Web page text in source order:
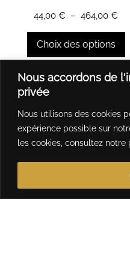
Nous accordons de
privée
Nous utilisons des cookies
expérience possible sur
les cookies, consultez notre
sur
page
produit
44,00€ – 464,00€
Choix des options
Ce
produit
plusieurs
variations.
Les
options